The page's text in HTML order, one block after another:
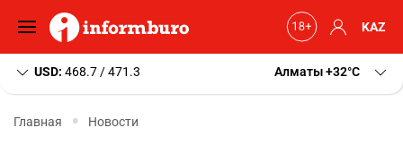
KAZ
USD: 468.7 / 471.3 Алматы+32 C
Главная Новости